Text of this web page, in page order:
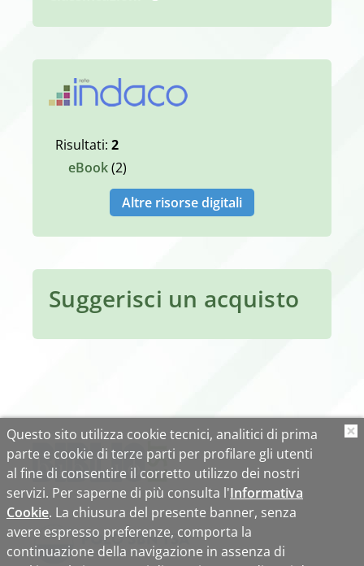
Risultati: 2
Altre risorse digitali
Suggerisci un acquisto
Questo sito utilizza cookie tecnici, analitici di prima
parte e cookie di terze parti per profilare gli utenti
al fine di consentire il corretto utilizzo dei nostri
servizi. Per saperne di più consulta l'Informativa
Cookie. La chiusura del presente banner, senza
avere espresso preferenze, comporta la
continuazione della navigazione in assenza di